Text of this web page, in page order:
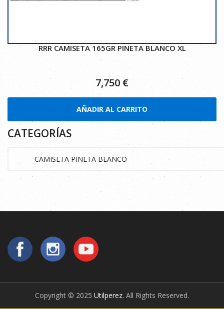
RRR CAMISETA 165GR PINETA BLANCO XL
7,750 €
AÑADIR AL CARRITO
CATEGORÍAS
Copyright © 2025 Utilperez. All Rights Reserved.